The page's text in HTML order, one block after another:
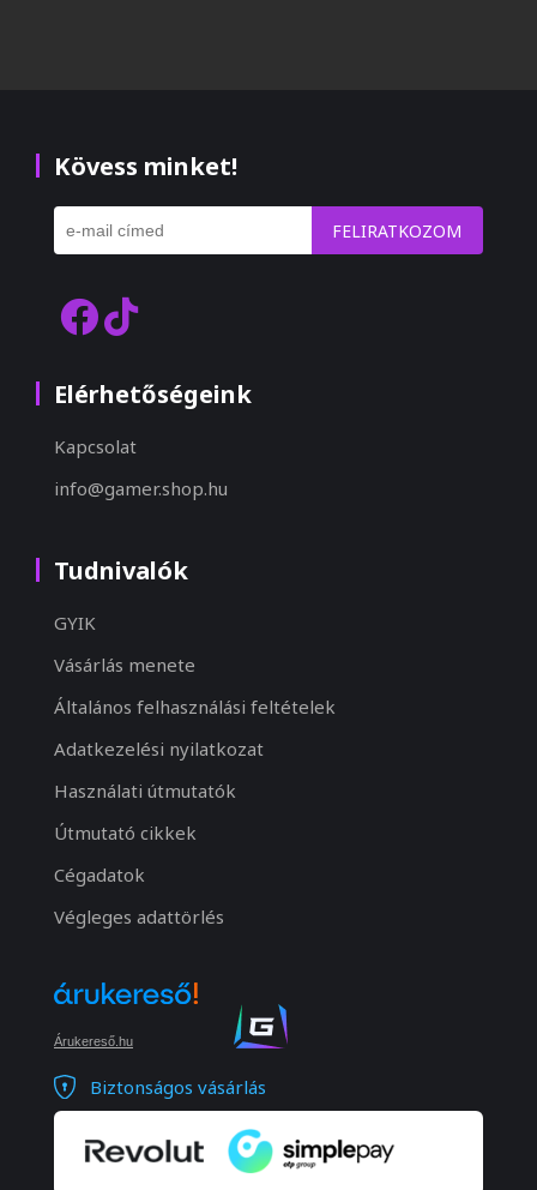
Kövess minket!
FELIRATKOZOM
Elérhetőségeink
Kapcsolat
info@gamer.shop.hu
Tudnivalók
GYIK
Vásárlás menete
Általános felhasználási feltételek
Adatkezelési nyilatkozat
Használati útmutatók
Útmutató cikkek
Cégadatok
Végleges adattörlés
Árukereső.hu
Biztonságos vásárlás